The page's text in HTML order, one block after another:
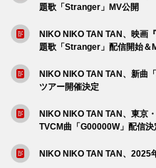
題歌「Stranger」MV公開
NIKO NIKO TAN TAN、映画
題歌「Stranger」配信開始＆
NIKO NIKO TAN TAN、新曲
ツアー開催決定
NIKO NIKO TAN TAN、東京
TVCM曲「G00000W」配信決
NIKO NIKO TAN TAN、2025